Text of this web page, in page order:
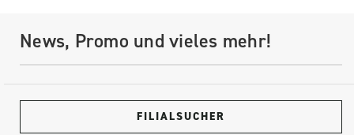
News, Promo und vieles mehr!
FILIALSUCHER